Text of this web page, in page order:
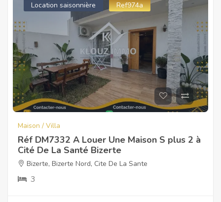
Location saisonnière Ref974a
Maison / Villa
Réf DM7332 A Louer Une Maison S plus 2 à
Cité De La Santé Bizerte
Bizerte, Bizerte Nord, Cite De La Sante
3